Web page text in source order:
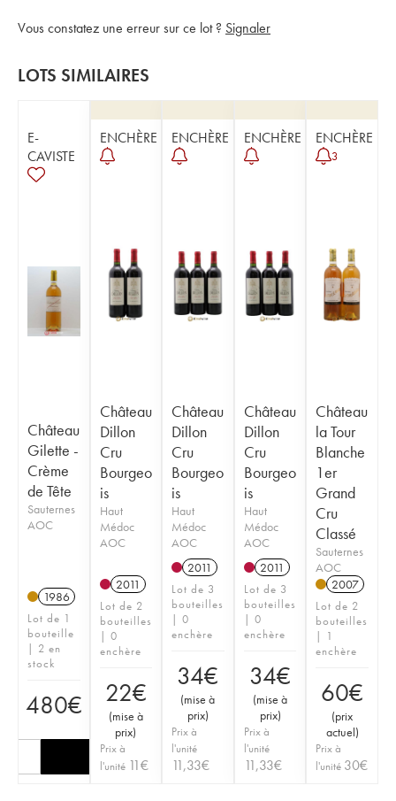
Vous constatez une erreur sur ce lot ? Signaler
LOTS SIMILAIRES
E-
CAVISTE
Château
Gilette -
Crème
de Tête
Sauternes
AOC
1986
Lot de 1
bouteille
| 2 en
stock
480€
ENCHÈRE
Château
Dillon
Cru
Bourgeo
is
Haut
Médoc
AOC
2011
Lot de 2
bouteilles
| 0
enchère
22€
(mise à
prix)
Prix à
l'unité 11€
ENCHÈRE
Château
Dillon
Cru
Bourgeo
is
Haut
Médoc
AOC
2011
Lot de 3
bouteilles
| 0
enchère
34€
(mise à
prix)
Prix à
l'unité
11,33€
ENCHÈRE
Château
Dillon
Cru
Bourgeo
is
Haut
Médoc
AOC
2011
Lot de 3
bouteilles
| 0
enchère
34€
(mise à
prix)
Prix à
l'unité
11,33€
ENCHÈRE
3
Château
la Tour
Blanche
1er
Grand
Cru
Classé
Sauternes
AOC
2007
Lot de 2
bouteilles
| 1
enchère
60€
(prix
actuel)
Prix à
l'unité 30€